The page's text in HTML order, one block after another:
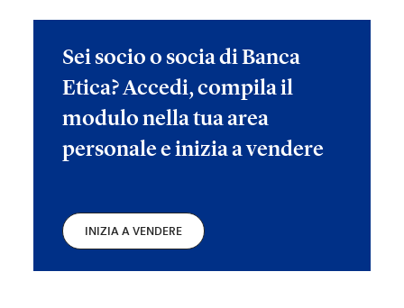
Sei socio o socia di Banca
Etica? Accedi, compila il
modulo nella tua area
personale e inizia a vendere
INIZIA A VENDERE